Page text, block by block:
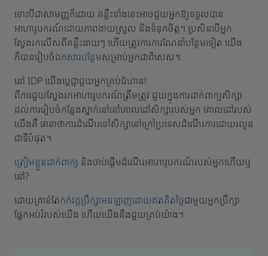
ទោះបីជាសាមញ្ញក៏ដោយ គន្លឹះទាំងនេះអាចជួយអ្នកឱ្យទទួលបាន
អាហារូបករណ៍ដោយភាពងាយស្រួល និងទំនុកចិត្ត។ ប្រសិនបើអ្នក
ស្វែងរកលើសពីគន្លឹះងាយៗ ហើយត្រូវការការណែនាំបន្ថែមទៀត យើង
ក៏បានរៀបចំឯកសារបន្ថែមសម្រាប់អ្នកជាពិសេស។
នៅ IDP យើងប្តេជ្ញាជួយអ្នកគ្រប់ជំហាន!
ពីការជួយស្វែងរកអាហារូបករណ៍ត្រឹមត្រូវ ជួយក្នុងការដាក់ពាក្យសិក្សា
ដល់ការរៀបចំកន្លែងស្នាក់នៅនៅគោលដៅសិក្សារបស់អ្នក គោលដៅរបស់
យើងគឺ ធានាថាការដំណើរទៅសិក្សានៅក្រៅប្រទេសដំណើរការដោយរលូន
ជាទីបំផុត។
ត្រៀមខ្លួនដាក់ពាក្យ និងចាប់ផ្តើមដំណើរអាហារូបករណ៍របស់អ្នកហើយឬ
នៅ?
ដោយគ្រាន់តែកក់វគ្គប្រឹក្សាអនឡាញដោយឥតគិតថ្លៃជាមួយអ្នកប្រឹក្សា
ផ្នែកអប់រំរបស់យើង ហើយយើងនឹងជួយគ្រប់យ៉ាង។